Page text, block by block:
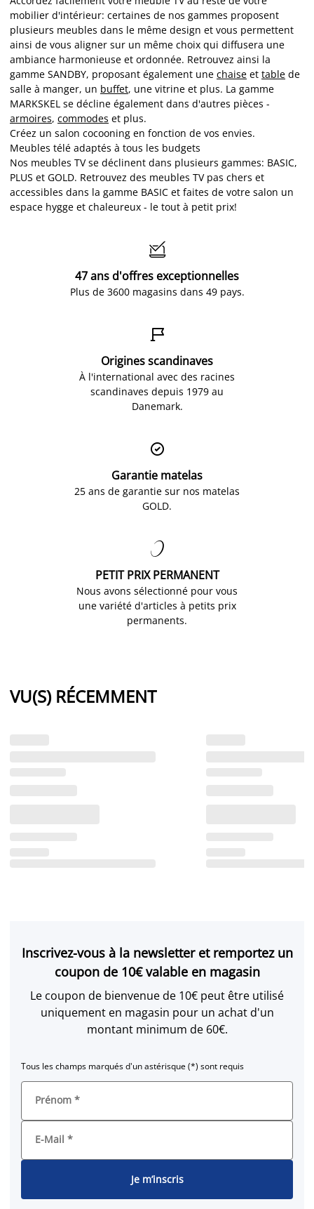
mobilier d'intérieur: certaines de nos gammes proposent
plusieurs meubles dans le même design et vous permettent
ainsi de vous aligner sur un même choix qui diffusera une
ambiance harmonieuse et ordonnée. Retrouvez ainsi la
gamme SANDBY, proposant également une chaise et table de
salle à manger, un buffet, une vitrine et plus. La gamme
MARKSKEL se décline également dans d'autres pièces -
armoires, commodes et plus.
Créez un salon cocooning en fonction de vos envies.
Meubles télé adaptés à tous les budgets
Nos meubles TV se déclinent dans plusieurs gammes: BASIC,
PLUS et GOLD. Retrouvez des meubles TV pas chers et
accessibles dans la gamme BASIC et faites de votre salon un
espace hygge et chaleureux - le tout à petit prix!

47 ans d'offres exceptionnelles
Plus de 3600 magasins dans 49 pays.

Origines scandinaves
À l'international avec des racines
scandinaves depuis 1979 au
Danemark.

Garantie matelas
25 ans de garantie sur nos matelas
GOLD.

PETIT PRIX PERMANENT
Nous avons sélectionné pour vous
une variété d'articles à petits prix
permanents.
VU(S) RÉCEMMENT
Inscrivez-vous à la newsletter et remportez un
coupon de 10€ valable en magasin
Le coupon de bienvenue de 10€ peut être utilisé
uniquement en magasin pour un achat d'un
montant minimum de 60€.
Tous les champs marqués d'un astérisque (*) sont requis
Prénom *
E-Mail *
Je m’inscris